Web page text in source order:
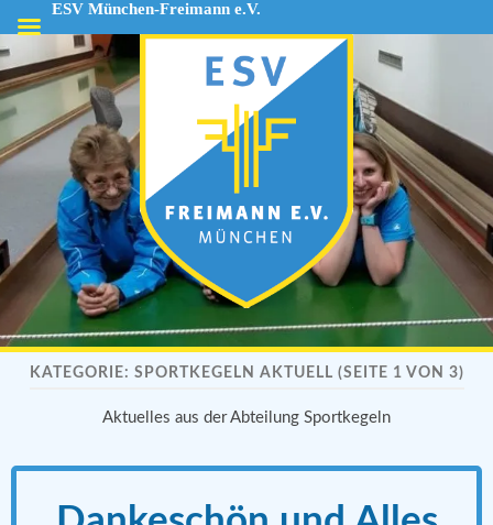
München-
Freimann
e.V.
KATEGORIE: SPORTKEGELN AKTUELL (SEITE 1 VON 3)
Aktuelles aus der Abteilung Sportkegeln
ESV München-Freimann e.V.